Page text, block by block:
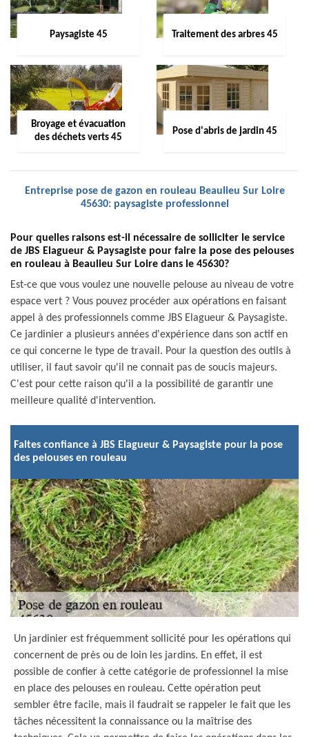
Paysagiste 45 Traitement des arbres 45
Broyage et évacuation
des déchets verts 45
Pose d'abris de jardin 45
Entreprise pose de gazon en rouleau Beaulieu Sur Loire
45630: paysagiste professionnel
Pour quelles raisons est-il nécessaire de solliciter le service
de JBS Elagueur & Paysagiste pour faire la pose des pelouses
en rouleau à Beaulieu Sur Loire dans le 45630?
Est-ce que vous voulez une nouvelle pelouse au niveau de votre
espace vert ? Vous pouvez procéder aux opérations en faisant
appel à des professionnels comme JBS Elagueur & Paysagiste.
Ce jardinier a plusieurs années d'expérience dans son actif en
ce qui concerne le type de travail. Pour la question des outils à
utiliser, il faut savoir qu'il ne connait pas de soucis majeurs.
C'est pour cette raison qu'il a la possibilité de garantir une
meilleure qualité d'intervention.
Faites confiance à JBS Elagueur & Paysagiste pour la pose
des pelouses en rouleau
Un jardinier est fréquemment sollicité pour les opérations qui
concernent de près ou de loin les jardins. En effet, il est
possible de confier à cette catégorie de professionnel la mise
en place des pelouses en rouleau. Cette opération peut
sembler être facile, mais il faudrait se rappeler le fait que les
tâches nécessitent la connaissance ou la maîtrise des